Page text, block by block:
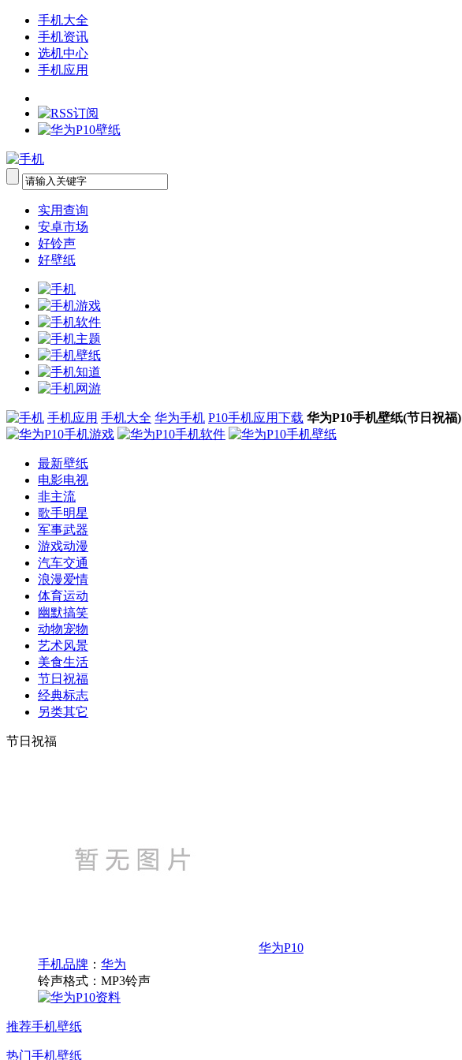
手机大全
手机资讯
选机中心
手机应用
实用查询
安卓市场
好铃声
好壁纸
手机应用 手机大全 华为手机 P10手机应用下载 华为P10手机壁纸(节日祝福)
最新壁纸
电影电视
非主流
歌手明星
军事武器
游戏动漫
汽车交通
浪漫爱情
体育运动
幽默搞笑
动物宠物
艺术风景
美食生活
节日祝福
经典标志
另类其它
节日祝福
华为P10
手机品牌 ： 华为
铃声格式： MP3铃声
推荐手机壁纸
热门手机壁纸